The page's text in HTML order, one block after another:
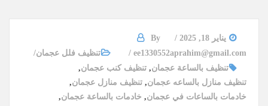
يناير 18, 2025
By
ee1330552aprahim@gmail.com
تنظيف فلل عجمان
تنظيف بالساعة عجمان, تنظيف كنب عجمان,
تنظيف منازل بالساعه عجمان, تنظيف منازل عجمان,
خادمات بالساعات في عجمان, خادمات بالساعة عجمان,